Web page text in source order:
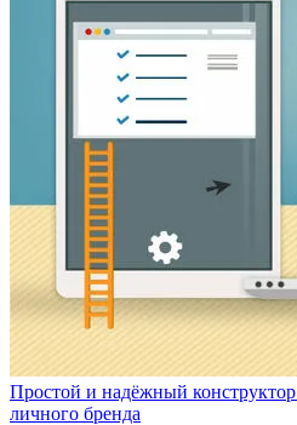
Простой и надёжный конструктор
личного бренда